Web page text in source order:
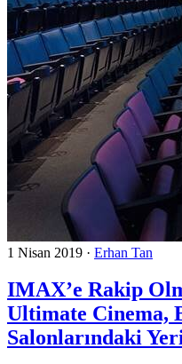
1 Nisan 2019 · Erhan Tan
IMAX’e Rakip
Ultimate Cinema,
Salonlarındaki